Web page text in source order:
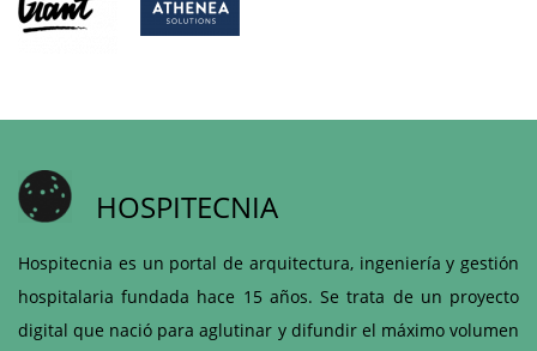
HOSPITECNIA
Hospitecnia es un portal de arquitectura, ingeniería y gestión
hospitalaria fundada hace 15 años. Se trata de un proyecto
digital que nació para aglutinar y difundir el máximo volumen